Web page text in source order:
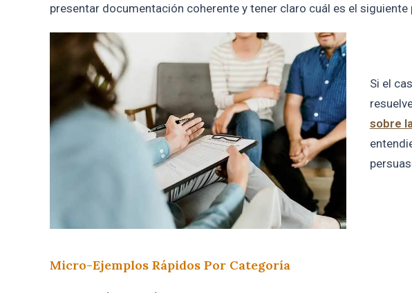
presentar documentación coherente y tener claro cuál es el siguiente
Si el
sobre
Micro-Ejemplos Rápidos Por Categoría